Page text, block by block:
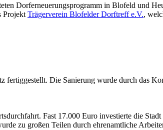
Dorferneuerungsprogramm in Blofeld und
Projekt Trägerverein Blofelder Dorftreff e.V.,
fertiggestellt. Die Sanierung wurde durch das
Fast 17.000 Euro investierte die
zu großen Teilen durch ehrenamtliche